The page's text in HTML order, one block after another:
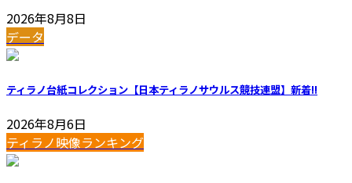
2026年8月8日
データ
ティラノ台紙コレクション【日本ティラノサウルス競技連盟】 新着!!
2026年8月6日
ティラノ映像ランキング